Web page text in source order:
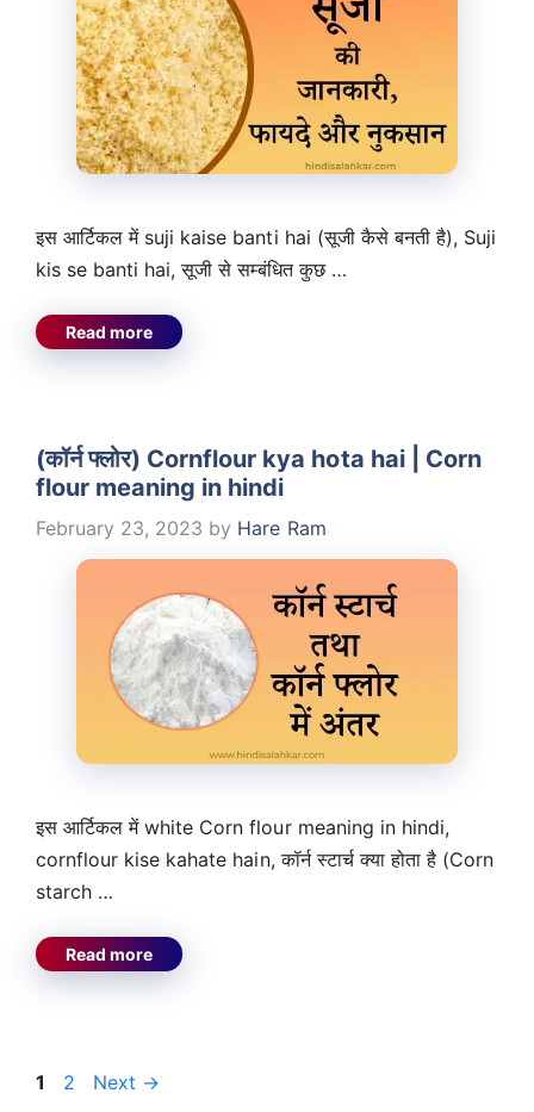
इस आर्टिकल में suji kaise banti hai (सूजी कैसे बनती है), Suji
kis se banti hai, सूजी से सम्बंधित कुछ …
Read more
(कॉर्न फ्लोर) Cornflour kya hota hai | Corn
flour meaning in hindi
February 23, 2023 by Hare Ram
इस आर्टिकल में white Corn flour meaning in hindi,
cornflour kise kahate hain, कॉर्न स्टार्च क्या होता है (Corn
starch …
Read more
Page
1 Page
2 Next →